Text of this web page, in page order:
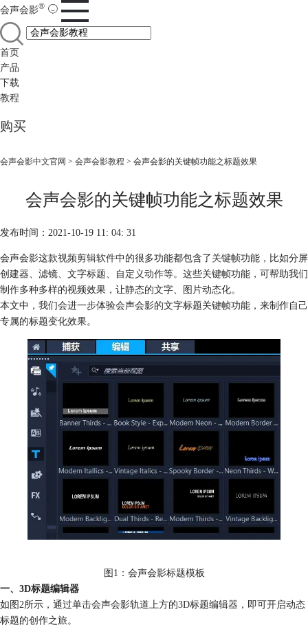
会声会影®
首页
产品
下载
教程
购买
会声会影中文官网 > 会声会影教程 > 会声会影的关键帧功能之标题效果
会声会影的关键帧功能之标题效果
发布时间：2021-10-19 11: 04: 31
会声会影这款视频剪辑软件中的很多功能都包含了关键帧功能，比如分屏
创建器、滤镜、文字标题、
自定义动作等。这些关键帧功能，可帮助我们
制作多种多样的视频效果，让静态的文字、图片动态化。
本文中，我们会进一步体验会声会影的文字标题关键帧功能，来制作自己
专属的标题变化效果。
图1：会声会影标题模板
一、3D标题编辑器
如图2所示，通过单击会声会影轨道上方的3D标题编辑器，即可开启动态
标题的创作之旅。